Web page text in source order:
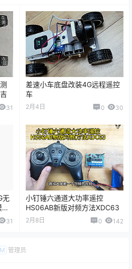
31
差速小车底盘改装4G远程遥控
车
2月4日 0 30
无
31
小钉锤六通道大功率遥控
HS06AB新版对频方法XDC63
2月8日 0 142
M 管理员